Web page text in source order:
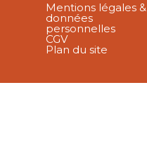
Mentions légales &
données
personnelles
CGV
Plan du site